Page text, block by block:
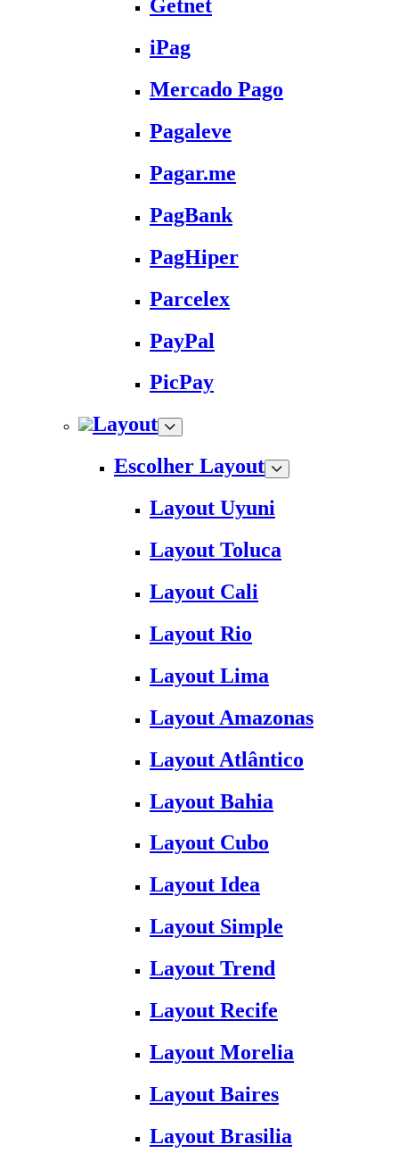
Getnet
iPag
Mercado Pago
Pagaleve
Pagar.me
PagBank
PagHiper
Parcelex
PayPal
PicPay
Layout
Escolher Layout
Layout Uyuni
Layout Toluca
Layout Cali
Layout Rio
Layout Lima
Layout Amazonas
Layout Atlântico
Layout Bahia
Layout Cubo
Layout Idea
Layout Simple
Layout Trend
Layout Recife
Layout Morelia
Layout Baires
Layout Brasilia